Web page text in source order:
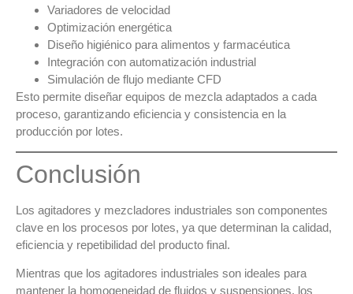
Variadores de velocidad
Optimización energética
Diseño higiénico para alimentos y farmacéutica
Integración con automatización industrial
Simulación de flujo mediante CFD
Esto permite diseñar equipos de mezcla adaptados a cada
proceso, garantizando eficiencia y consistencia en la
producción por lotes.
Conclusión
Los agitadores y mezcladores industriales son componentes
clave en los procesos por lotes, ya que determinan la calidad,
eficiencia y repetibilidad del producto final.
Mientras que los agitadores industriales son ideales para
mantener la homogeneidad de fluidos y suspensiones, los